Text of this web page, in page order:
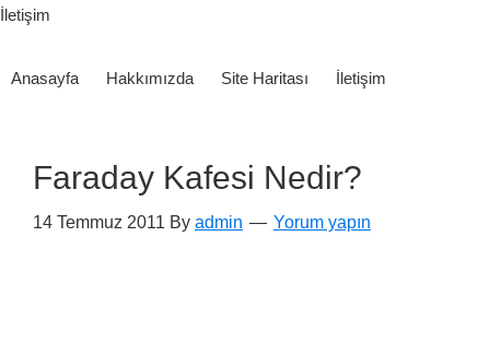
İletişim
Anasayfa Hakkımızda Site Haritası İletişim
Faraday Kafesi Nedir?
14 Temmuz 2011 By admin Yorum yapın